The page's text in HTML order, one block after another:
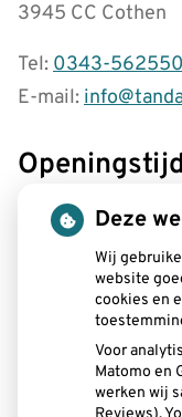
3945 CC Cothen
Tel:0343-
E-mail:
Maandag:
Woensdag:
Donderdag:
Deze
Wij
website
cookies en
Voor
Matomo en
werken wij